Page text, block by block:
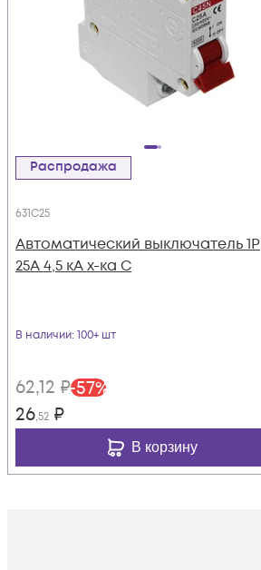
Распродажа
631C25
Автоматический выключатель 1Р
25А 4,5 кА х-ка С
В наличии: 100+ шт
62,12 ₽-57%
26,52 ₽
В корзину